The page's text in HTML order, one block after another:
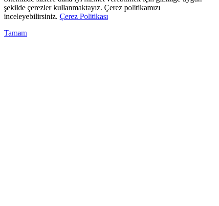
şekilde çerezler kullanmaktayız. Çerez politikamızı
inceleyebilirsiniz. Çerez Politikası
Tamam